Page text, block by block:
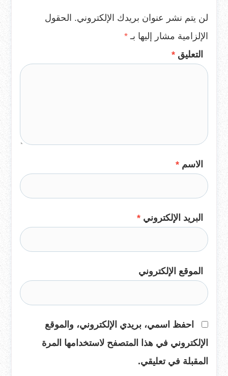
لن يتم نشر عنوان بريدك الإلكتروني. الحقول
الإلزامية مشار إليها بـ *
التعليق *
الاسم *
البريد الإلكتروني *
الموقع الإلكتروني
احفظ اسمي، بريدي الإلكتروني، والموقع
الإلكتروني في هذا المتصفح لاستخدامها المرة
المقبلة في تعليقي.